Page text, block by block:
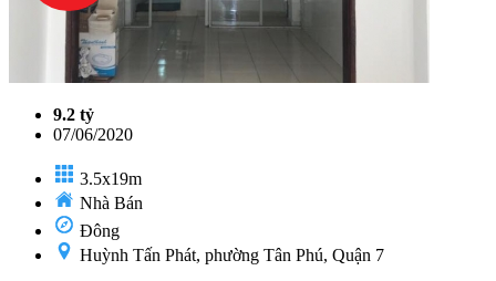
9.2 tỷ
07/06/2020
3.5x19m
Nhà Bán
Đông
Huỳnh Tấn Phát, phường Tân Phú, Quận 7